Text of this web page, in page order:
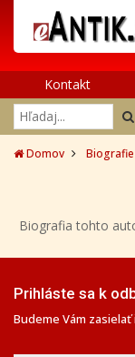
Kontakt
Domov
Biografia tohto
Prihláste sa k
Budeme Vám